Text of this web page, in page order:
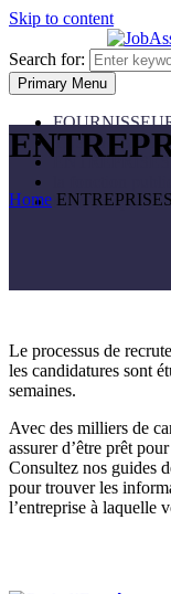
Skip to content
Search for:
Primary Menu
TESTS PAR
ENTREPRISES
Mon compte
Home ENTREPRISES
Le processus de
les candidatures sont
semaines.
Avec des milliers de
assurer d’être prêt
Consultez nos guides
pour trouver les
l’entreprise à laquelle